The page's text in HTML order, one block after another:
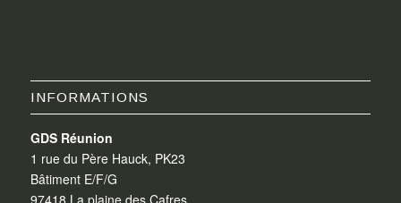
INFORMATIONS
GDS Réunion
1 rue du Père Hauck, PK23
Bâtiment E/F/G
97418 La plaine des Cafres